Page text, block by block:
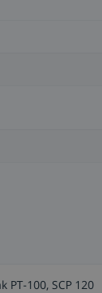
100, SCP 120